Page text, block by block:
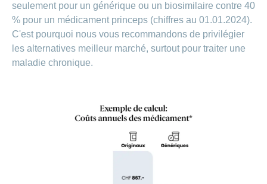
seulement pour un générique ou un biosimilaire contre 40
% pour un médicament princeps (chiffres au 01.01.2024).
C'est pourquoi nous vous recommandons de privilégier
les alternatives meilleur marché, surtout pour traiter une
maladie chronique.